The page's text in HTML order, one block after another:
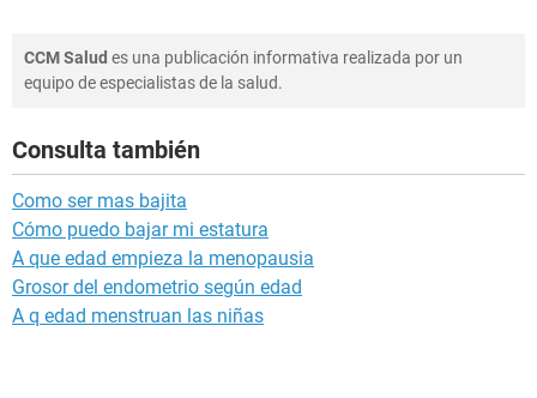
CCM Salud es una publicación informativa realizada por un
equipo de especialistas de la salud.
Consulta también
Como ser mas bajita
Cómo puedo bajar mi estatura
A que edad empieza la menopausia
Grosor del endometrio según edad
A q edad menstruan las niñas